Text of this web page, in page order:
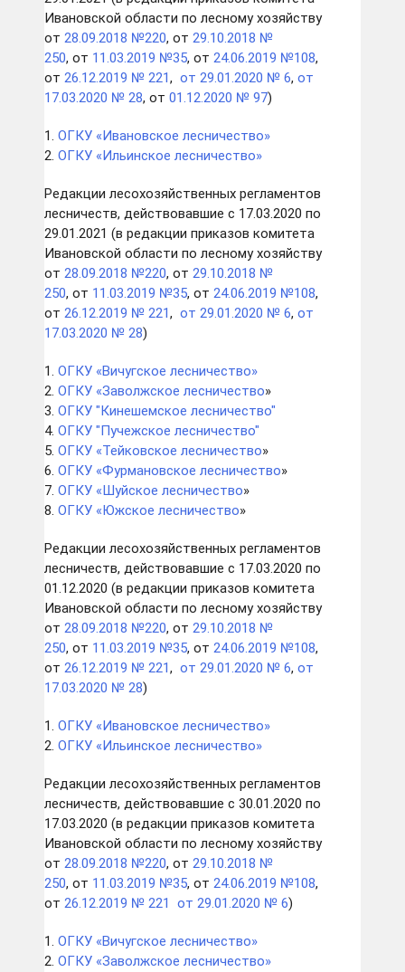
Ивановской области по лесному хозяйству
от 28.09.2018 №220, от 29.10.2018 №
250, от 11.03.2019 №35, от 24.06.2019 №108,
от 26.12.2019 № 221, от 29.01.2020 № 6, от
17.03.2020 № 28, от 01.12.2020 № 97)
1. ОГКУ «Ивановское лесничество»
2. ОГКУ «Ильинское лесничество»
Редакции лесохозяйственных регламентов
лесничеств, действовавшие с 17.03.2020 по
29.01.2021 (в редакции приказов комитета
Ивановской области по лесному хозяйству
от 28.09.2018 №220, от 29.10.2018 №
250, от 11.03.2019 №35, от 24.06.2019 №108,
от 26.12.2019 № 221, от 29.01.2020 № 6, от
17.03.2020 № 28)
1. ОГКУ «Вичугское лесничество»
2. ОГКУ «Заволжское лесничество»
3. ОГКУ "Кинешемское лесничество"
4. ОГКУ "Пучежское лесничество"
5. ОГКУ «Тейковское лесничество»
6. ОГКУ «Фурмановское лесничество»
7. ОГКУ «Шуйское лесничество»
8. ОГКУ «Южское лесничество»
Редакции лесохозяйственных регламентов
лесничеств, действовавшие с 17.03.2020 по
01.12.2020 (в редакции приказов комитета
Ивановской области по лесному хозяйству
от 28.09.2018 №220, от 29.10.2018 №
250, от 11.03.2019 №35, от 24.06.2019 №108,
от 26.12.2019 № 221, от 29.01.2020 № 6, от
17.03.2020 № 28)
1. ОГКУ «Ивановское лесничество»
2. ОГКУ «Ильинское лесничество»
Редакции лесохозяйственных регламентов
лесничеств, действовавшие с 30.01.2020 по
17.03.2020 (в редакции приказов комитета
Ивановской области по лесному хозяйству
от 28.09.2018 №220, от 29.10.2018 №
250, от 11.03.2019 №35, от 24.06.2019 №108,
от 26.12.2019 № 221 от 29.01.2020 № 6)
1. ОГКУ «Вичугское лесничество»
2. ОГКУ «Заволжское лесничество»